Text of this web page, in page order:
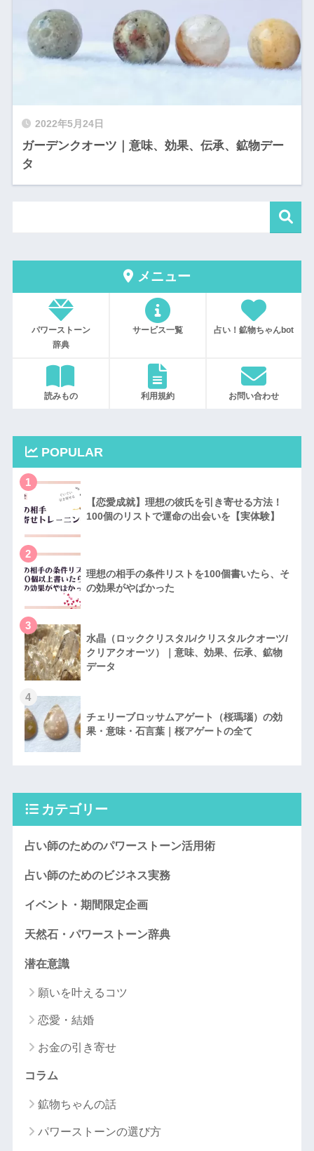
2022年5月24日
ガーデンクオーツ｜意味、効果、伝承、鉱物デー
タ
メニュー
パワーストーン
辞典
サービス一覧 占い！鉱物ちゃんbot
読みもの 利用規約 お問い合わせ
POPULAR
1
【恋愛成就】理想の彼氏を引き寄せる方法！
100個のリストで運命の出会いを【実体験】
2
理想の相手の条件リストを100個書いたら、そ
の効果がやばかった
3
水晶（ロッククリスタル/クリスタルクオーツ/
クリアクオーツ）｜意味、効果、伝承、鉱物
データ
4
チェリーブロッサムアゲート（桜瑪瑙）の効
果・意味・石言葉｜桜アゲートの全て
カテゴリー
占い師のためのパワーストーン活用術
占い師のためのビジネス実務
イベント・期間限定企画
天然石・パワーストーン辞典
潜在意識
願いを叶えるコツ
恋愛・結婚
お金の引き寄せ
コラム
鉱物ちゃんの話
パワーストーンの選び方